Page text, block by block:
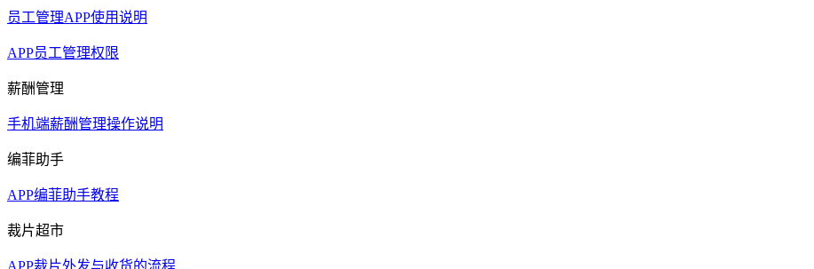
员工管理APP使用说明
APP员工管理权限
薪酬管理
手机端薪酬管理操作说明
编菲助手
APP编菲助手教程
裁片超市